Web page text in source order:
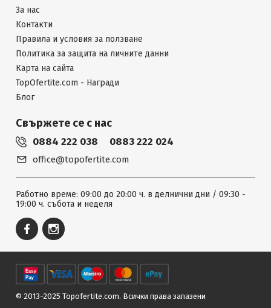
За нас
Контакти
Правила и условия за ползване
Политика за защита на личните данни
Карта на сайта
TopOfertite.com - Награди
Блог
Свържете се с нас
0884 222 038 0883 222 024
office@topofertite.com
Работно време: 09:00 до 20:00 ч. в делнични дни / 09:30 -
19:00 ч. събота и неделя
© 2013-2025 Topofertite.com. Всички права запазени